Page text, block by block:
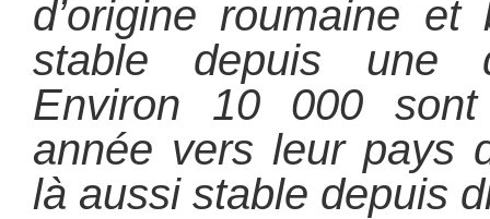
d’origine roumaine
stable depuis une
Environ 10 000 sont
année vers leur pays
là aussi stable depuis